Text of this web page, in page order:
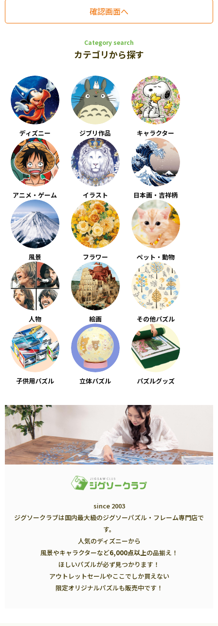
Category search
カテゴリから探す
ディズニー ジブリ作品 キャラクター
アニメ・ゲーム イラスト 日本画・吉祥柄
風景 フラワー ペット・動物
人物 絵画 その他パズル
子供用パズル 立体パズル パズルグッズ
since 2003
ジグソークラブは国内最大級のジグソーパズル・フレーム専門店で
す。
人気のディズニーから
風景やキャラクターなど6,000点以上の品揃え！
ほしいパズルが必ず見つかります！
アウトレットセールやここでしか買えない
限定オリジナルパズルも販売中です！